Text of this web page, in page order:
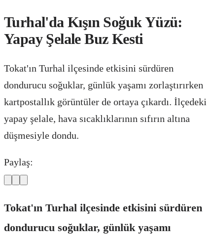
Turhal'da Kışın Soğuk Yüzü:
Yapay Şelale Buz Kesti
Tokat'ın Turhal ilçesinde etkisini sürdüren
dondurucu soğuklar, günlük yaşamı zorlaştırırken
kartpostallık görüntüler de ortaya çıkardı. İlçedeki
yapay şelale, hava sıcaklıklarının sıfırın altına
düşmesiyle dondu.
Paylaş:
Tokat'ın Turhal ilçesinde etkisini sürdüren
dondurucu soğuklar, günlük yaşamı